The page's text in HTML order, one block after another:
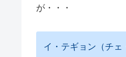
が・・・
イ・テギョン（チ